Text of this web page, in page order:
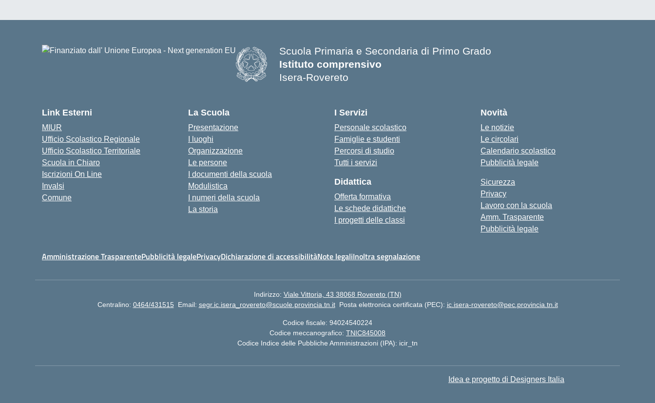
Scuola Primaria e Secondaria di Primo Grado
Istituto comprensivo
Isera-Rovereto
Link Esterni
MIUR
Ufficio Scolastico Regionale
Ufficio Scolastico Territoriale
Scuola in Chiaro
Iscrizioni On Line
Invalsi
Comune
La Scuola
Presentazione
I luoghi
Organizzazione
Le persone
I documenti della scuola
Modulistica
I numeri della scuola
La storia
I Servizi
Personale scolastico
Famiglie e studenti
Percorsi di studio
Tutti i servizi
Didattica
Offerta formativa
Le schede didattiche
I progetti delle classi
Novità
Le notizie
Le circolari
Calendario scolastico
Pubblicità legale
Sicurezza
Privacy
Lavoro con la scuola
Amm. Trasparente
Pubblicità legale
Amministrazione TrasparentePubblicità legalePrivacyDichiarazione di accessibilitàNote legaliInoltra segnalazione
Indirizzo: Viale Vittoria, 43 38068 Rovereto (TN)
Centralino: 0464/431515 Email: segr.ic.isera_rovereto@scuole.provincia.tn.it Posta elettronica certificata (PEC): ic.isera-rovereto@pec.provincia.tn.it
Codice fiscale: 94024540224
Codice meccanografico: TNIC845008
Codice Indice delle Pubbliche Amministrazioni (IPA): icir_tn
Idea e progetto di Designers Italia